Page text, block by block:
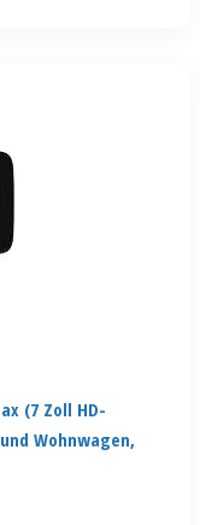
(7 Zoll HD-
Wohnwagen,